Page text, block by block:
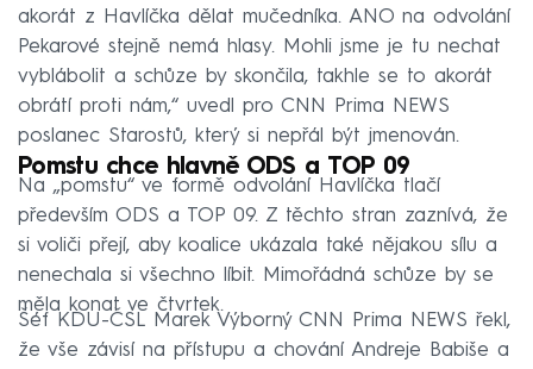
akorát z Havlíčka dělat mučedníka. ANO na odvolání
Pekarové stejně nemá hlasy. Mohli jsme je tu nechat
vyblábolit a schůze by skončila, takhle se to akorát
obrátí proti nám,“ uvedl pro CNN Prima NEWS
poslanec Starostů, který si nepřál být jmenován.
Pomstu chce hlavně ODS a TOP 09
Na „pomstu“ ve formě odvolání Havlíčka tlačí
především ODS a TOP 09. Z těchto stran zaznívá, že
si voliči přejí, aby koalice ukázala také nějakou sílu a
nenechala si všechno líbit. Mimořádná schůze by se
měla konat ve čtvrtek.
Šéf KDU-ČSL Marek Výborný CNN Prima NEWS řekl,
že vše závisí na přístupu a chování Andreje Babiše a